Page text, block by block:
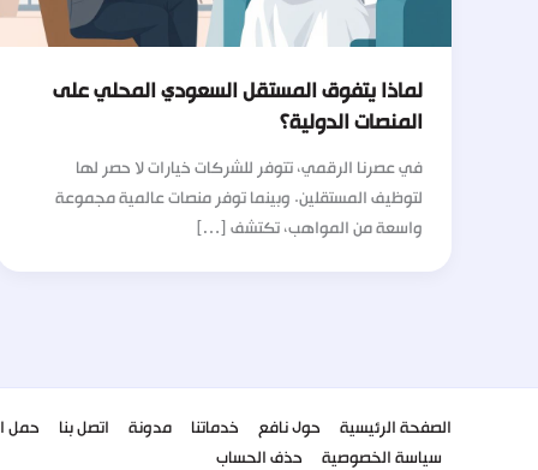
لماذا يتفوق المستقل السعودي المحلي على
المنصات الدولية؟
في عصرنا الرقمي، تتوفر للشركات خيارات لا حصر لها
لتوظيف المستقلين. وبينما توفر منصات عالمية مجموعة
واسعة من المواهب، تكتشف […]
الصفحة الرئيسية حول نافع خدماتنا مدونة اتصل بنا
حمل
سياسة الخصوصية
حذف الحساب